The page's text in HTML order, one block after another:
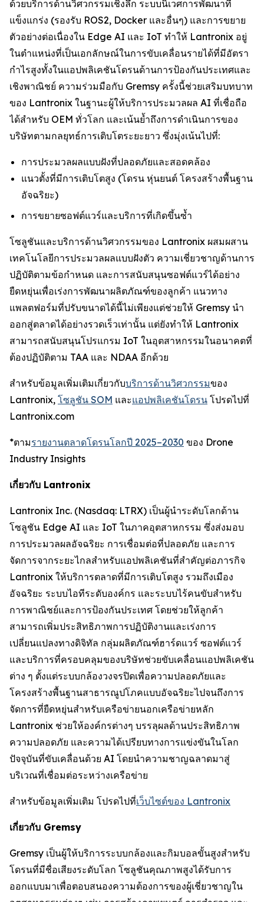
ด้วยบริการด้านวิศวกรรมเชิงลึก ระบบนิเวศการพัฒนาที่
แข็งแกร่ง (รองรับ ROS2, Docker และอื่นๆ) และการขยาย
ตัวอย่างต่อเนื่องใน Edge AI และ IoT ทำให้ Lantronix อยู่
ในตำแหน่งที่เป็นเอกลักษณ์ในการขับเคลื่อนรายได้ที่มีอัตรา
กำไรสูงทั้งในแอปพลิเคชันโดรนด้านการป้องกันประเทศและ
เชิงพาณิชย์ ความร่วมมือกับ Gremsy ครั้งนี้ช่วยเสริมบทบาท
ของ Lantronix ในฐานะผู้ให้บริการประมวลผล AI ที่เชื่อถือ
ได้สำหรับ OEM ทั่วโลก และเน้นย้ำถึงการดำเนินการของ
บริษัทตามกลยุทธ์การเติบโตระยะยาว ซึ่งมุ่งเน้นไปที่:
การประมวลผลแบบฝังที่ปลอดภัยและสอดคล้อง
แนวตั้งที่มีการเติบโตสูง (โดรน หุ่นยนต์ โครงสร้างพื้นฐาน
อัจฉริยะ)
การขยายซอฟต์แวร์และบริการที่เกิดขึ้นซ้ำ
โซลูชันและบริการด้านวิศวกรรมของ Lantronix ผสมผสาน
เทคโนโลยีการประมวลผลแบบฝังตัว ความเชี่ยวชาญด้านการ
ปฏิบัติตามข้อกำหนด และการสนับสนุนซอฟต์แวร์ได้อย่าง
ยืดหยุ่นเพื่อเร่งการพัฒนาผลิตภัณฑ์ของลูกค้า แนวทาง
แพลตฟอร์มที่ปรับขนาดได้นี้ไม่เพียงแต่ช่วยให้ Gremsy นำ
ออกสู่ตลาดได้อย่างรวดเร็วเท่านั้น แต่ยังทำให้ Lantronix
สามารถสนับสนุนโปรแกรม IoT ในอุตสาหกรรมในอนาคตที่
ต้องปฏิบัติตาม TAA และ NDAA อีกด้วย
สำหรับข้อมูลเพิ่มเติมเกี่ยวกับบริการด้านวิศวกรรมของ
Lantronix, โซลูชัน SOM และแอปพลิเคชันโดรน โปรดไปที่
Lantronix.com
*ตามรายงานตลาดโดรนโลกปี 2025–2030 ของ Drone
Industry Insights
เกี่ยวกับ Lantronix
Lantronix Inc. (Nasdaq: LTRX) เป็นผู้นำระดับโลกด้าน
โซลูชัน Edge AI และ IoT ในภาคอุตสาหกรรม ซึ่งส่งมอบ
การประมวลผลอัจฉริยะ การเชื่อมต่อที่ปลอดภัย และการ
จัดการจากระยะไกลสำหรับแอปพลิเคชันที่สำคัญต่อภารกิจ
Lantronix ให้บริการตลาดที่มีการเติบโตสูง รวมถึงเมือง
อัจฉริยะ ระบบไอทีระดับองค์กร และระบบไร้คนขับสำหรับ
การพาณิชย์และการป้องกันประเทศ โดยช่วยให้ลูกค้า
สามารถเพิ่มประสิทธิภาพการปฏิบัติงานและเร่งการ
เปลี่ยนแปลงทางดิจิทัล กลุ่มผลิตภัณฑ์ฮาร์ดแวร์ ซอฟต์แวร์
และบริการที่ครอบคลุมของบริษัทช่วยขับเคลื่อนแอปพลิเคชัน
ต่าง ๆ ตั้งแต่ระบบกล้องวงจรปิดเพื่อความปลอดภัยและ
โครงสร้างพื้นฐานสาธารณูปโภคแบบอัจฉริยะไปจนถึงการ
จัดการที่ยืดหยุ่นสำหรับเครือข่ายนอกเครือข่ายหลัก
Lantronix ช่วยให้องค์กรต่างๆ บรรลุผลด้านประสิทธิภาพ
ความปลอดภัย และความได้เปรียบทางการแข่งขันในโลก
ปัจจุบันที่ขับเคลื่อนด้วย AI โดยนำความชาญฉลาดมาสู่
บริเวณที่เชื่อมต่อระหว่างเครือข่าย
สำหรับข้อมูลเพิ่มเติม โปรดไปที่เว็บไซต์ของ Lantronix
เกี่ยวกับ Gremsy
Gremsy เป็นผู้ให้บริการระบบกล้องและกิมบอลขั้นสูงสำหรับ
โดรนที่มีชื่อเสียงระดับโลก โซลูชันคุณภาพสูงได้รับการ
ออกแบบมาเพื่อตอบสนองความต้องการของผู้เชี่ยวชาญใน